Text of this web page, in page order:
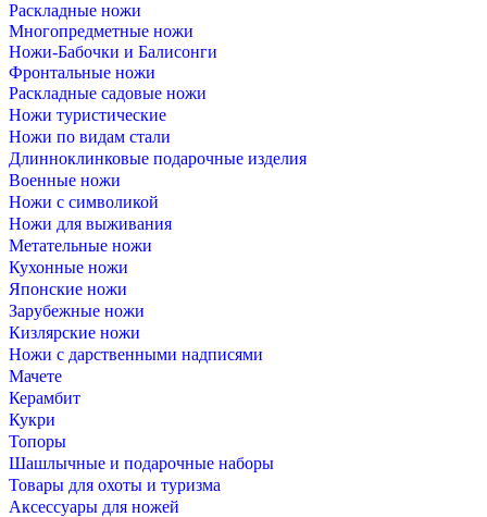
Раскладные ножи
Многопредметные ножи
Ножи-Бабочки и Балисонги
Фронтальные ножи
Раскладные садовые ножи
Ножи туристические
Ножи по видам стали
Длинноклинковые подарочные изделия
Военные ножи
Ножи с символикой
Ножи для выживания
Метательные ножи
Кухонные ножи
Японские ножи
Зарубежные ножи
Кизлярские ножи
Ножи с дарственными надписями
Мачете
Керамбит
Кукри
Топоры
Шашлычные и подарочные наборы
Товары для охоты и туризма
Аксессуары для ножей